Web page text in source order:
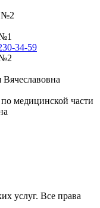
№2
34-59
по медицинской части
услуг. Все права